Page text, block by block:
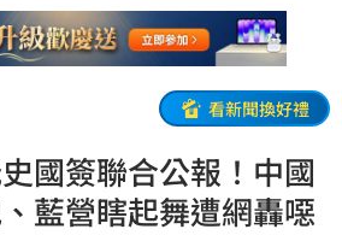
看新聞換好禮
國簽聯合公報！中國
藍營瞎起舞遭網轟噁